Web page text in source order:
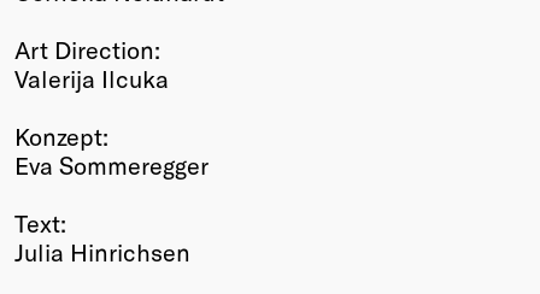
Art Direction:
Valerija Ilcuka
Konzept:
Eva Sommeregger
Text:
Julia Hinrichsen